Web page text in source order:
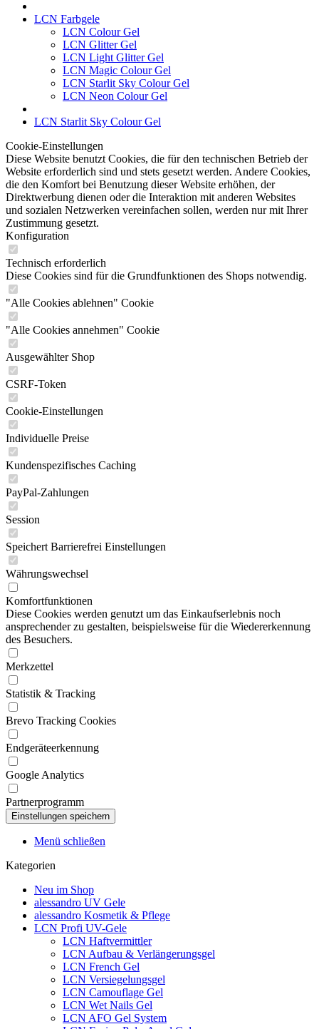
LCN Farbgele
LCN Colour Gel
LCN Glitter Gel
LCN Light Glitter Gel
LCN Magic Colour Gel
LCN Starlit Sky Colour Gel
LCN Neon Colour Gel
LCN Starlit Sky Colour Gel
Cookie-Einstellungen
Diese Website benutzt Cookies, die für den technischen Betrieb der
Website erforderlich sind und stets gesetzt werden. Andere Cookies,
die den Komfort bei Benutzung dieser Website erhöhen, der
Direktwerbung dienen oder die Interaktion mit anderen Websites
und sozialen Netzwerken vereinfachen sollen, werden nur mit Ihrer
Zustimmung gesetzt.
Konfiguration
Technisch erforderlich
Diese Cookies sind für die Grundfunktionen des Shops notwendig.
"Alle Cookies ablehnen" Cookie
"Alle Cookies annehmen" Cookie
Ausgewählter Shop
CSRF-Token
Cookie-Einstellungen
Individuelle Preise
Kundenspezifisches Caching
PayPal-Zahlungen
Session
Speichert Barrierefrei Einstellungen
Währungswechsel
Komfortfunktionen
Diese Cookies werden genutzt um das Einkaufserlebnis noch
ansprechender zu gestalten, beispielsweise für die Wiedererkennung
des Besuchers.
Merkzettel
Statistik & Tracking
Brevo Tracking Cookies
Endgeräteerkennung
Google Analytics
Partnerprogramm
Menü schließen
Kategorien
Neu im Shop
alessandro UV Gele
alessandro Kosmetik & Pflege
LCN Profi UV-Gele
LCN Haftvermittler
LCN Aufbau & Verlängerungsgel
LCN French Gel
LCN Versiegelungsgel
LCN Camouflage Gel
LCN Wet Nails Gel
LCN AFO Gel System